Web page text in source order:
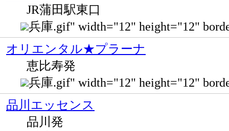
JR蒲田駅東口
兵庫.gif" width="12" height="12"
オリエンタル★プラーナ
恵比寿発
兵庫.gif" width="12" height="12"
品川エッセンス
品川発